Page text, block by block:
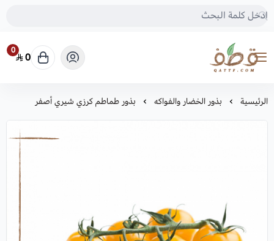
متجر قطف للبذور
0
0
الرئيسية بذور الخضار والفواكه بذور طماطم كرزي شيري أصفر